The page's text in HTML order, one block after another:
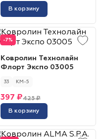
В корзину
-7%
Ковролин Технолайн
Флорт Экспо 03005
33 КМ-5
425 ₽
397 ₽
В корзину